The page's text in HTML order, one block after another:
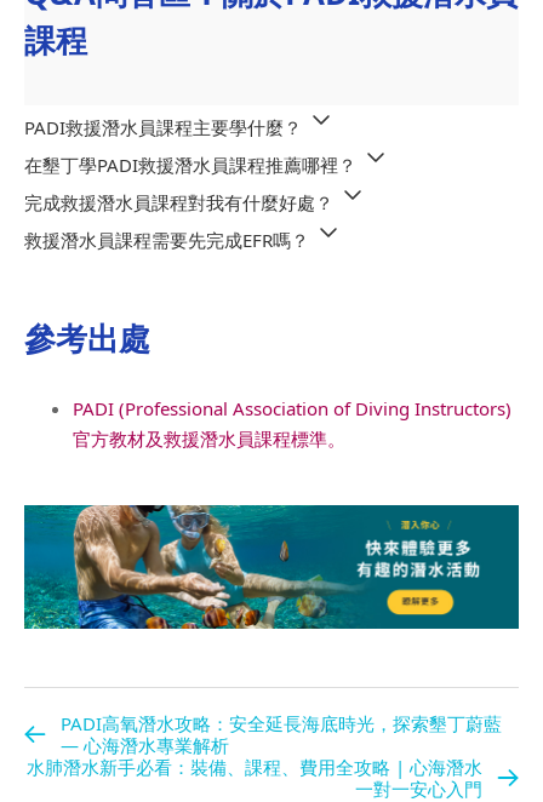
課程
PADI救援潛水員課程主要學什麼？
在墾丁學PADI救援潛水員課程推薦哪裡？
完成救援潛水員課程對我有什麼好處？
救援潛水員課程需要先完成EFR嗎？
參考出處
PADI (Professional Association of Diving Instructors)
官方教材及救援潛水員課程標準。
PADI高氧潛水攻略：安全延長海底時光，探索墾丁蔚藍
— 心海潛水專業解析
水肺潛水新手必看：裝備、課程、費用全攻略 | 心海潛水
一對一安心入門